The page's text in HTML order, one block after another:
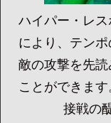
ハイパー・レ
により、テン
敵の攻撃を先
ことができま
接戦の